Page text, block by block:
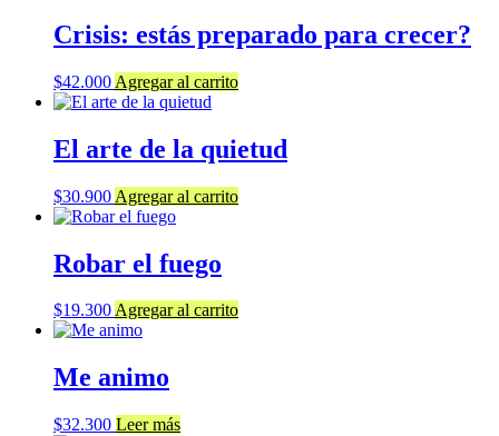
Crisis: estás preparado para crecer?
$42.000 Agregar al carrito
El arte de la quietud
$30.900 Agregar al carrito
Robar el fuego
$19.300Agregar al carrito
Me animo
$32.300 Leer más